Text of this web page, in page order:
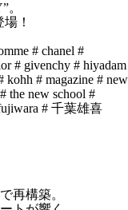
。
！
# chanel #
# givenchy # hiyadam
kohh # magazine # new
# the new school #
# 千葉雄喜
再構築。